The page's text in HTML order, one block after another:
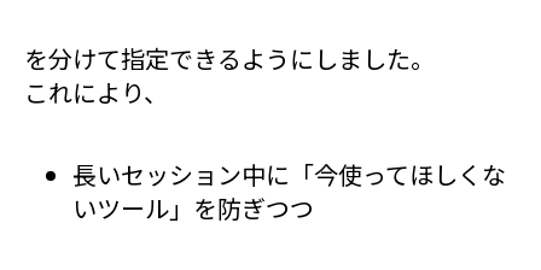
を分けて指定できるようにしました。
これにより、
長いセッション中に「今使ってほしくな
いツール」を防ぎつつ